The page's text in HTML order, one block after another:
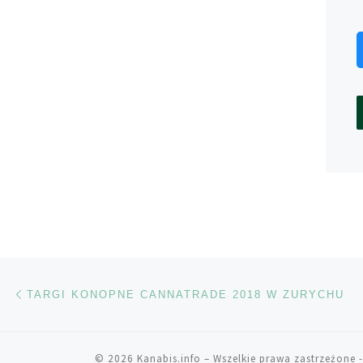
Nawigacja wpisu
TARGI KONOPNE CANNATRADE 2018 W ZURYCHU
© 2026 Kanabis.info – Wszelkie prawa zastrzeżone